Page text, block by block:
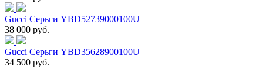
Gucci Серьги YBD52739000100U
38 000 руб.
Gucci Серьги YBD35628900100U
34 500 руб.